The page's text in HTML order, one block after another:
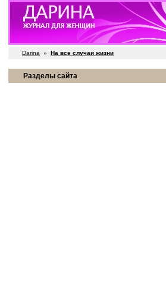
Darina » На все случаи жизни
Разделы сайта